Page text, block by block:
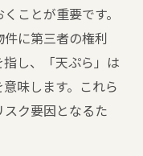
ことが重要です。
件に第三者の権利
指し、「天ぷら」は
味します。これら
ク要因となるた